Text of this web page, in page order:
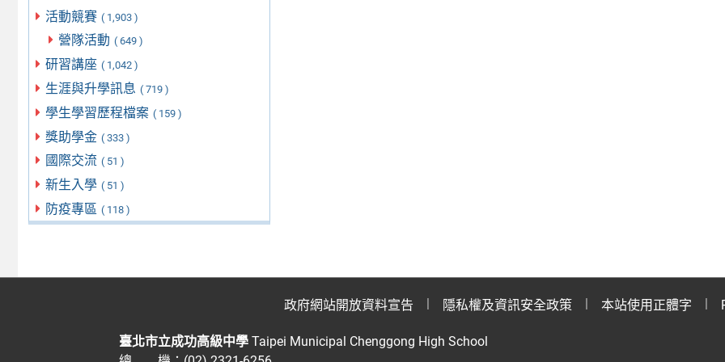
活動競賽 ( 1,903 )
營隊活動 ( 649 )
研習講座 ( 1,042 )
生涯與升學訊息 ( 719 )
學生學習歷程檔案 ( 159 )
獎助學金 ( 333 )
國際交流 ( 51 )
新生入學 ( 51 )
防疫專區 ( 118 )
政府網站開放資料宣告 隱私權及資訊安全政策 本站使用正體字
臺北市立成功高級中學Taipei Municipal Chenggong High School